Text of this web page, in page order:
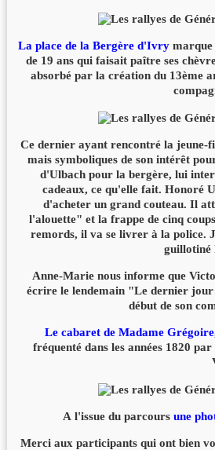
La place de la Bergère d'Ivry marque
de 19 ans qui faisait paître ses
absorbé par la création du 13ème
Ce dernier ayant rencontré la jeune-
mais symboliques de son intérêt
d'Ulbach pour la bergère, lui
cadeaux, ce qu'elle fait. Honoré
d'acheter un grand couteau. Il
l'alouette" et la frappe de cinq
remords, il va se livrer à la police.
guillotiné
Anne-Marie nous informe que
écrire le lendemain "Le dernier jour
début de son
Le cabaret de Madame Grégoire
fréquenté dans les années 1820
A l'issue du parcoursune
Merci aux participants qui ont bien